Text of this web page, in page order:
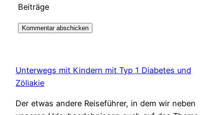
Beiträge
Unterwegs mit Kindern mit Typ 1 Diabetes und
Zöliakie
Der etwas andere Reiseführer, in dem wir neben